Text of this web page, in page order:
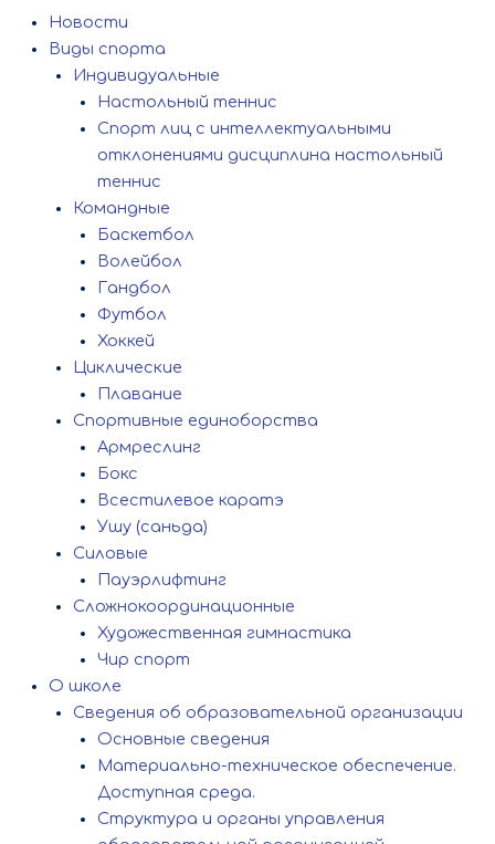
Новости
Виды спорта
Индивидуальные
Настольный теннис
Спорт лиц с интеллектуальными
отклонениями дисциплина настольный
теннис
Командные
Баскетбол
Волейбол
Гандбол
Футбол
Хоккей
Циклические
Плавание
Спортивные единоборства
Армреслинг
Бокс
Всестилевое каратэ
Ушу (саньда)
Силовые
Пауэрлифтинг
Сложнокоординационные
Художественная гимнастика
Чир спорт
О школе
Сведения об образовательной организации
Основные сведения
Материально-техническое обеспечение.
Доступная среда.
Структура и органы управления